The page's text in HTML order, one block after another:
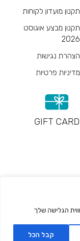
קבל הכל
תקנון מועדון לקוחות
תקנון מבצע אוגוסט
2026
הצהרת נגישות
מדיניות פרטיות
GIFT CARD